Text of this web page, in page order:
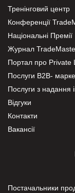
Тренінговий центр
Конференції
Національні Премії
Журнал
Портал про Private
Послуги В2В-
Послуги з надання
Відгуки
Контакти
Вакансії
Постачальники